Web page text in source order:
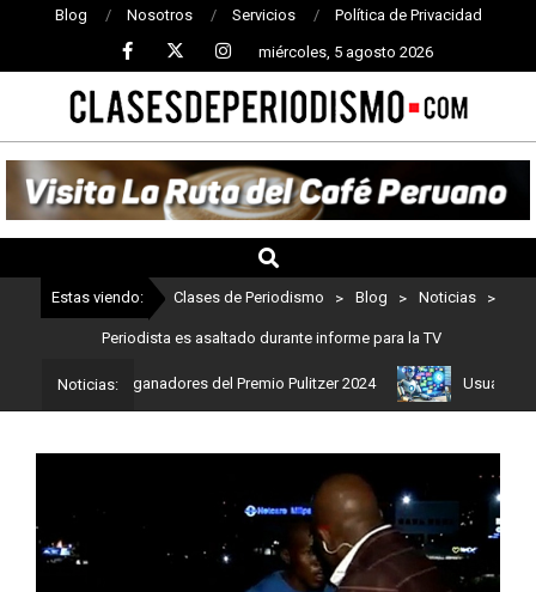
Blog Nosotros Servicios Política de Privacidad
miércoles, 5 agosto 2026
CLASES
DE
PERIODISMO
Estas viendo: Clases de Periodismo > Blog > Noticias >
Periodista es asaltado durante informe para la TV
Noticias:
son los ganadores del Premio Pulitzer 2024 Usuarios de